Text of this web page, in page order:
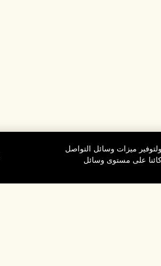
ميزات وسائل التواصل
على مستوى وسائل